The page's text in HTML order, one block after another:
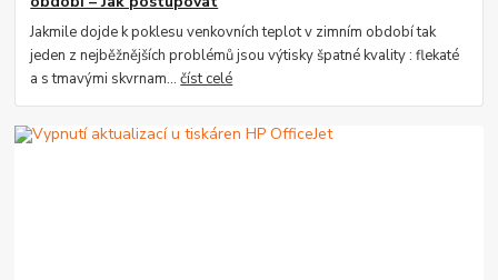
Jakmile dojde k poklesu venkovních teplot v zimním období tak
jeden z nejběžnějších problémů jsou výtisky špatné kvality : flekaté
a s tmavými skvrnam...číst celé